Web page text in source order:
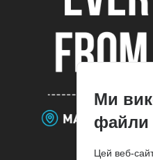
© 2012-2026 PokerDiscover.com. Всі
PokerDiscover.com не є організатором
Ми
файли
Цей веб-